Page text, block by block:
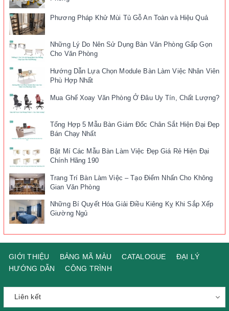
Phương Pháp Khử Mùi Tủ Gỗ An Toàn và Hiệu Quả
Những Lý Do Nên Sử Dụng Bàn Văn Phòng Gấp Gọn
Cho Văn Phòng
Hướng Dẫn Lựa Chọn Module Bàn Làm Việc Nhân Viên
Phù Hợp Nhất
Mua Ghế Xoay Văn Phòng Ở Đâu Uy Tín, Chất Lượng?
Tổng Hợp 5 Mẫu Bàn Giám Đốc Chân Sắt Hiện Đại Đẹp
Bán Chạy Nhất
Bật Mí Các Mẫu Bàn Làm Việc Đẹp Giá Rẻ Hiện Đại
Chính Hãng 190
Trang Trí Bàn Làm Việc – Tạo Điểm Nhấn Cho Không
Gian Văn Phòng
Những Bí Quyết Hóa Giải Điều Kiêng Kỵ Khi Sắp Xếp
Giường Ngủ
GIỚI THIỆU BẢNG MÃ MÀU CATALOGUE
ĐẠI LÝ
HƯỚNG DẪN
CÔNG TRÌNH